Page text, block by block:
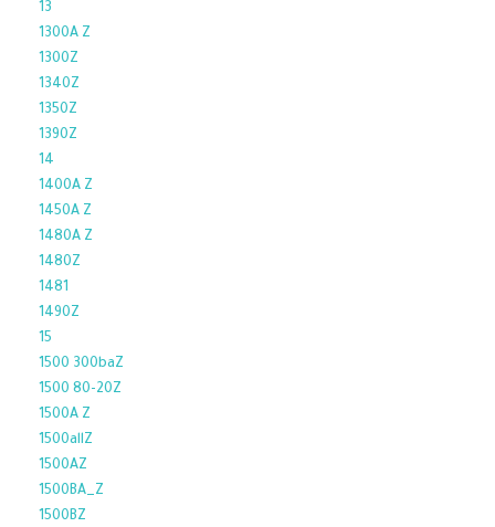
13
1300A Z
1300Z
1340Z
1350Z
1390Z
14
1400A Z
1450A Z
1480A Z
1480Z
1481
1490Z
15
1500 300baZ
1500 80-20Z
1500A Z
1500allZ
1500AZ
1500BA_Z
1500BZ